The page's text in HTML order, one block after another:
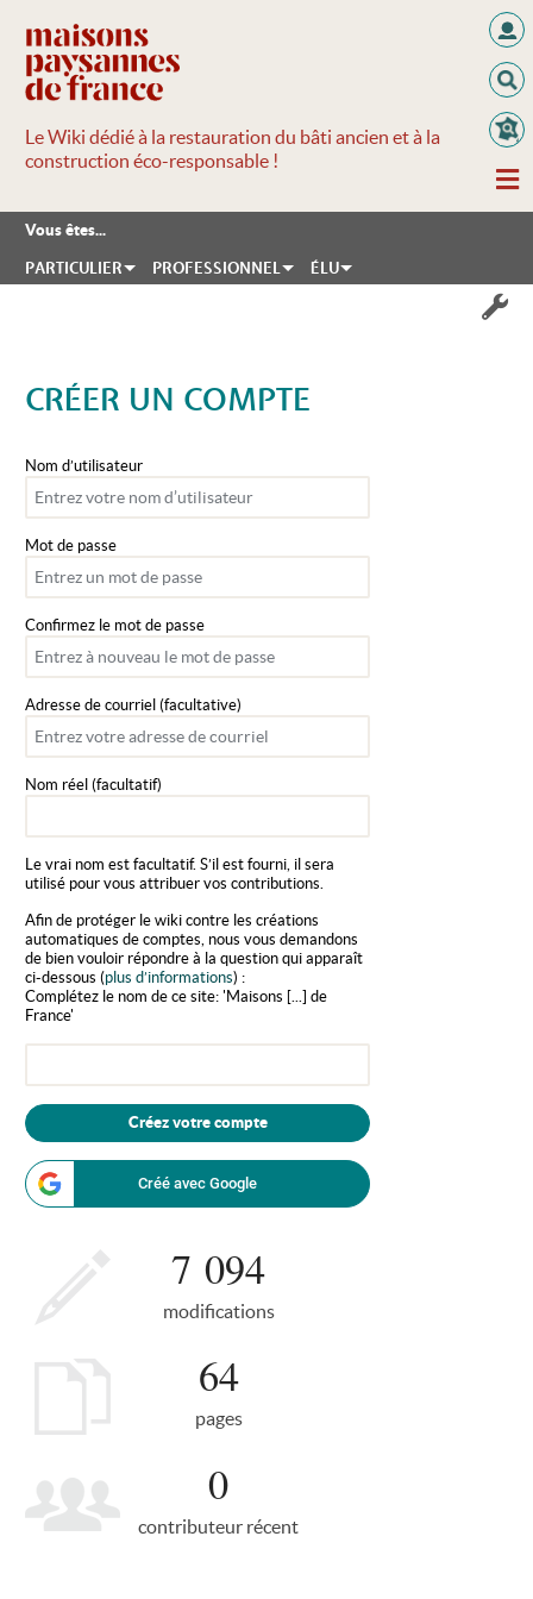
Le Wiki dédié à la restauration du bâti ancien et à la
construction éco-responsable !
Vous êtes...
PARTICULIER PROFESSIONNEL ÉLU
CRÉER UN COMPTE
Nom d’utilisateur
Mot de passe
Confirmez le mot de passe
Adresse de courriel (facultative)
Nom réel (facultatif)
Le vrai nom est facultatif. S’il est fourni, il sera
utilisé pour vous attribuer vos contributions.
Afin de protéger le wiki contre les créations
automatiques de comptes, nous vous demandons
de bien vouloir répondre à la question qui apparaît
ci-dessous (plus d’informations) :
Complétez le nom de ce site: 'Maisons [...] de
France'
Créez votre compte
Créé avec Google
7 094
modifications
64
pages
0
contributeur récent